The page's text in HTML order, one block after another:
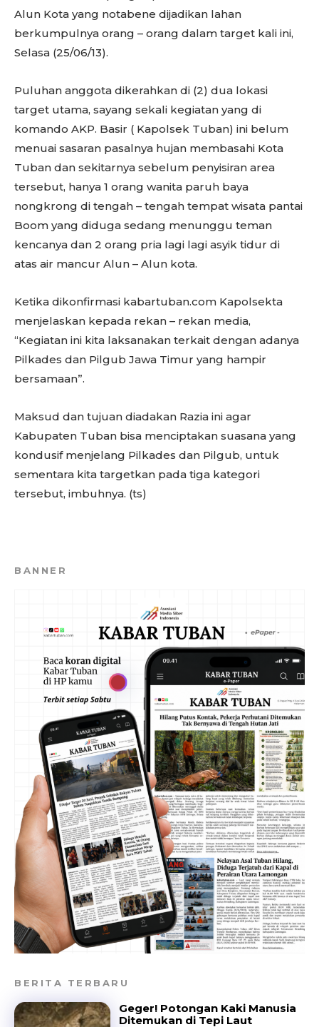
Alun Kota yang notabene dijadikan lahan
berkumpulnya orang – orang dalam target kali ini,
Selasa (25/06/13).
Puluhan anggota dikerahkan di (2) dua lokasi
target utama, sayang sekali kegiatan yang di
komando AKP. Basir ( Kapolsek Tuban) ini belum
menuai sasaran pasalnya hujan membasahi Kota
Tuban dan sekitarnya sebelum penyisiran area
tersebut, hanya 1 orang wanita paruh baya
nongkrong di tengah – tengah tempat wisata pantai
Boom yang diduga sedang menunggu teman
kencanya dan 2 orang pria lagi lagi asyik tidur di
atas air mancur Alun – Alun kota.
Ketika dikonfirmasi kabartuban.com Kapolsekta
menjelaskan kepada rekan – rekan media,
“Kegiatan ini kita laksanakan terkait dengan adanya
Pilkades dan Pilgub Jawa Timur yang hampir
bersamaan”.
Maksud dan tujuan diadakan Razia ini agar
Kabupaten Tuban bisa menciptakan suasana yang
kondusif menjelang Pilkades dan Pilgub, untuk
sementara kita targetkan pada tiga kategori
tersebut, imbuhnya. (ts)
BANNER
BERITA TERBARU
Geger! Potongan Kaki Manusia
Ditemukan di Tepi Laut